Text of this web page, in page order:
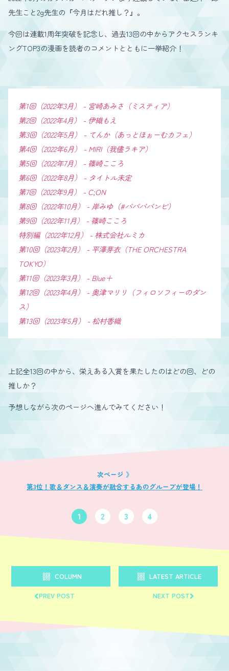
先生こと2g先生の『今月はだれ推し？』。
今回は連載1周年突破を記念し、過去13回の中からアクセスランキ
ングTOP3の漫画を読者のコメントとともに一挙紹介！
第1回（2022年3月） - 宮崎あみさ（ミスティア）
第2回（2022年4月） - 伊織もえ
第3回（2022年5月） - てんか（あっとほぉーむカフェ）
第4回（2022年6月） - MIRI（我儘ラキア）
第5回（2022年7月） - 篠崎こころ
第6回（2022年8月） - タイトル未定
第7回（2022年9月） - C;ON
第8回（2022年10月） - 岸みゆ（#ババババンビ）
第9回（2022年11月） - 篠崎こころ
特別編（2022年12月） - 株式会社ルミカ
第10回（2023年2月） - 平澤芽衣（THE ORCHESTRA
TOKYO）
第11回（2023年3月） - Blue＋
第12回（2023年4月） - 奥津マリリ（フィロソフィーのダン
ス）
第13回（2023年5月） - 松村香織
上記全13回の中から、栄えある入賞を果たしたのはどの回、どの
推しか？
予想しながら次のページへ進んでみてください！
第3位！歌＆ダンス＆演奏が融合するあのグループが登場！
1 2 3 4
COLUMN
LATEST ARTICLE
PREV POST
NEXT POST